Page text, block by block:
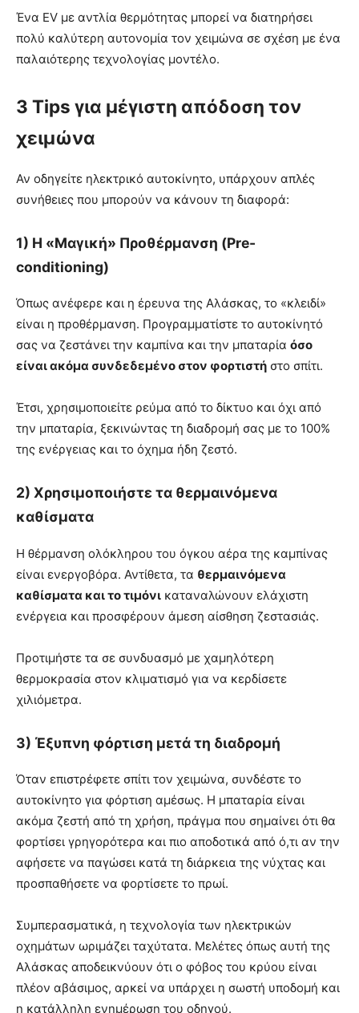
Ένα EV με αντλία θερμότητας μπορεί να διατηρήσει
πολύ καλύτερη αυτονομία τον χειμώνα σε σχέση με ένα
παλαιότερης τεχνολογίας μοντέλο.
3 Tips για μέγιστη απόδοση τον
χειμώνα
Αν οδηγείτε ηλεκτρικό αυτοκίνητο, υπάρχουν απλές
συνήθειες που μπορούν να κάνουν τη διαφορά:
1) Η «Μαγική» Προθέρμανση (Pre-
conditioning)
Όπως ανέφερε και η έρευνα της Αλάσκας, το «κλειδί»
είναι η προθέρμανση. Προγραμματίστε το αυτοκίνητό
σας να ζεστάνει την καμπίνα και την μπαταρία όσο
είναι ακόμα συνδεδεμένο στον φορτιστή στο σπίτι.
Έτσι, χρησιμοποιείτε ρεύμα από το δίκτυο και όχι από
την μπαταρία, ξεκινώντας τη διαδρομή σας με το 100%
της ενέργειας και το όχημα ήδη ζεστό.
2) Χρησιμοποιήστε τα θερμαινόμενα
καθίσματα
Η θέρμανση ολόκληρου του όγκου αέρα της καμπίνας
είναι ενεργοβόρα. Αντίθετα, τα θερμαινόμενα
καθίσματα και το τιμόνι καταναλώνουν ελάχιστη
ενέργεια και προσφέρουν άμεση αίσθηση ζεστασιάς.
Προτιμήστε τα σε συνδυασμό με χαμηλότερη
θερμοκρασία στον κλιματισμό για να κερδίσετε
χιλιόμετρα.
3) Έξυπνη φόρτιση μετά τη διαδρομή
Όταν επιστρέφετε σπίτι τον χειμώνα, συνδέστε το
αυτοκίνητο για φόρτιση αμέσως. Η μπαταρία είναι
ακόμα ζεστή από τη χρήση, πράγμα που σημαίνει ότι θα
φορτίσει γρηγορότερα και πιο αποδοτικά από ό,τι αν την
αφήσετε να παγώσει κατά τη διάρκεια της νύχτας και
προσπαθήσετε να φορτίσετε το πρωί.
Συμπερασματικά, η τεχνολογία των ηλεκτρικών
οχημάτων ωριμάζει ταχύτατα. Μελέτες όπως αυτή της
Αλάσκας αποδεικνύουν ότι ο φόβος του κρύου είναι
πλέον αβάσιμος, αρκεί να υπάρχει η σωστή υποδομή και
η κατάλληλη ενημέρωση του οδηγού.